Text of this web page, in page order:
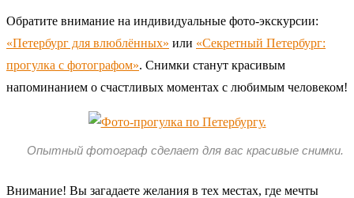
Обратите внимание на индивидуальные фото-экскурсии:
«Петербург для влюблённых» или «Секретный Петербург:
прогулка с фотографом». Снимки станут красивым
напоминанием о счастливых моментах с любимым человеком!
Опытный фотограф сделает для вас красивые снимки.
Внимание! Вы загадаете желания в тех местах, где мечты